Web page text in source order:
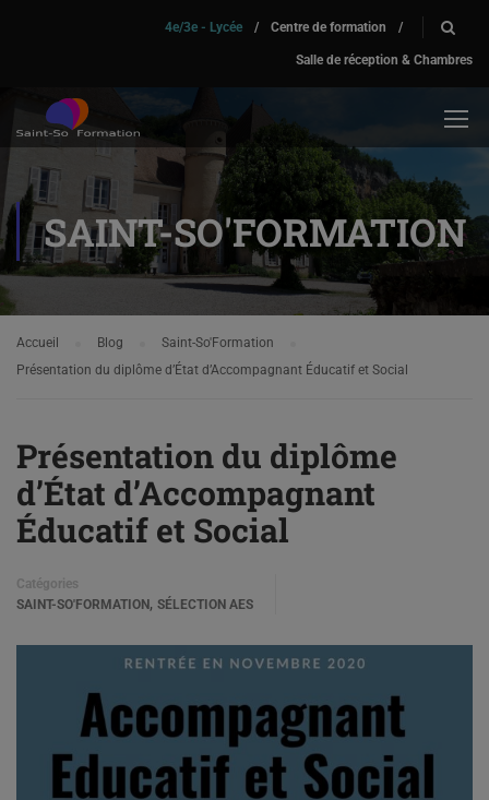
4e/3e - Lycée / Centre de formation /
Salle de réception & Chambres
SAINT-SO'FORMATION
Accueil Blog
Saint-So'Formation
Présentation du diplôme d’État d’Accompagnant Éducatif et Social
Présentation du diplôme
d’État d’Accompagnant
Éducatif et Social
Catégories
SAINT-SO'FORMATION , SÉLECTION AES